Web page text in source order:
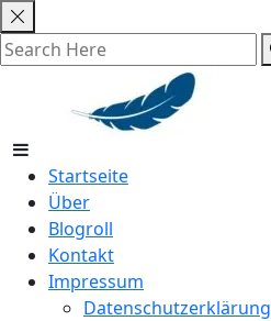
Skip
to
content
Startseite
Über
Blogroll
Kontakt
Impressum
Datenschutzerklärung